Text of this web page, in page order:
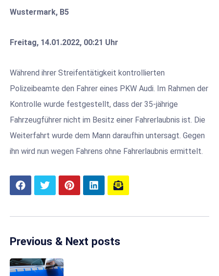
Wustermark, B5
Freitag, 14.01.2022, 00:21 Uhr
Während ihrer Streifentätigkeit kontrollierten
Polizeibeamte den Fahrer eines PKW Audi. Im Rahmen der
Kontrolle wurde festgestellt, dass der 35-jährige
Fahrzeugführer nicht im Besitz einer Fahrerlaubnis ist. Die
Weiterfahrt wurde dem Mann daraufhin untersagt. Gegen
ihn wird nun wegen Fahrens ohne Fahrerlaubnis ermittelt.
Previous & Next posts